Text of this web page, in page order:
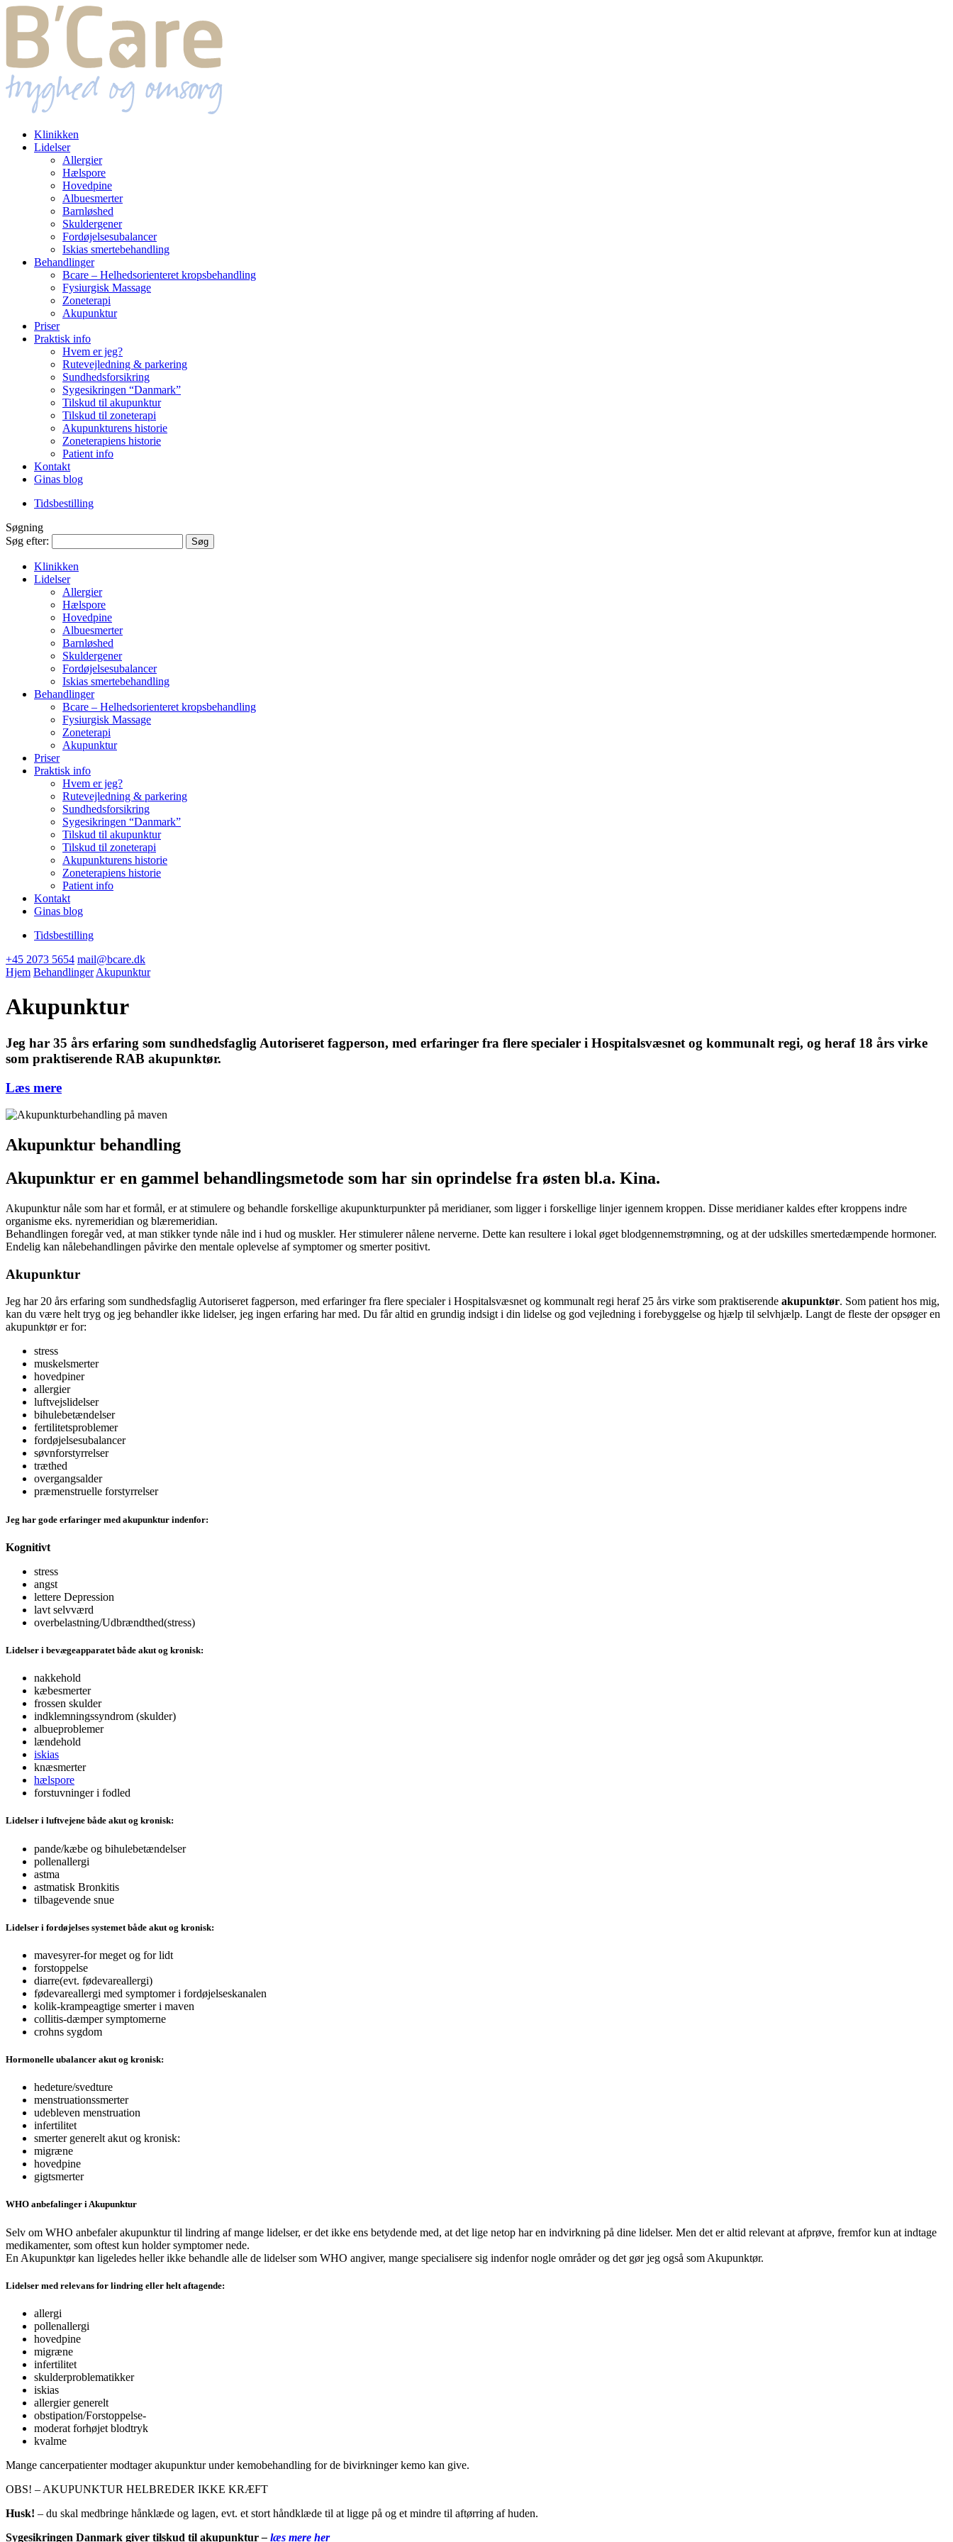
Klinikken
Lidelser
Allergier
Hælspore
Hovedpine
Albuesmerter
Barnløshed
Skuldergener
Fordøjelsesubalancer
Iskias smertebehandling
Behandlinger
Bcare – Helhedsorienteret kropsbehandling
Fysiurgisk Massage
Zoneterapi
Akupunktur
Priser
Praktisk info
Hvem er jeg?
Rutevejledning & parkering
Sundhedsforsikring
Sygesikringen “Danmark”
Tilskud til akupunktur
Tilskud til zoneterapi
Akupunkturens historie
Zoneterapiens historie
Patient info
Kontakt
Ginas blog
Tidsbestilling
Søgning
Søg efter:
Klinikken
Lidelser
Allergier
Hælspore
Hovedpine
Albuesmerter
Barnløshed
Skuldergener
Fordøjelsesubalancer
Iskias smertebehandling
Behandlinger
Bcare – Helhedsorienteret kropsbehandling
Fysiurgisk Massage
Zoneterapi
Akupunktur
Priser
Praktisk info
Hvem er jeg?
Rutevejledning & parkering
Sundhedsforsikring
Sygesikringen “Danmark”
Tilskud til akupunktur
Tilskud til zoneterapi
Akupunkturens historie
Zoneterapiens historie
Patient info
Kontakt
Ginas blog
Tidsbestilling
+45 2073 5654 mail@bcare.dk
Hjem Behandlinger Akupunktur
Akupunktur
Jeg har 35 års erfaring som sundhedsfaglig Autoriseret fagperson, med erfaringer fra flere specialer i Hospitalsvæsnet og kommunalt regi, og heraf 18 års virke
som praktiserende RAB akupunktør.
Læs mere
Akupunktur behandling
Akupunktur er en gammel behandlingsmetode som har sin oprindelse fra østen bl.a. Kina.
Akupunktur nåle som har et formål, er at stimulere og behandle forskellige akupunkturpunkter på meridianer, som ligger i forskellige linjer igennem kroppen. Disse meridianer kaldes efter kroppens indre
organisme eks. nyremeridian og blæremeridian.
Behandlingen foregår ved, at man stikker tynde nåle ind i hud og muskler. Her stimulerer nålene nerverne. Dette kan resultere i lokal øget blodgennemstrømning, og at der udskilles smertedæmpende hormoner.
Endelig kan nålebehandlingen påvirke den mentale oplevelse af symptomer og smerter positivt.
Akupunktur
Jeg har 20 års erfaring som sundhedsfaglig Autoriseret fagperson, med erfaringer fra flere specialer i Hospitalsvæsnet og kommunalt regi heraf 25 års virke som praktiserende akupunktør. Som patient hos mig,
kan du være helt tryg og jeg behandler ikke lidelser, jeg ingen erfaring har med. Du får altid en grundig indsigt i din lidelse og god vejledning i forebyggelse og hjælp til selvhjælp. Langt de fleste der opsøger en
akupunktør er for:
stress
muskelsmerter
hovedpiner
allergier
luftvejslidelser
bihulebetændelser
fertilitetsproblemer
fordøjelsesubalancer
søvnforstyrrelser
træthed
overgangsalder
præmenstruelle forstyrrelser
Jeg har gode erfaringer med akupunktur indenfor:
Kognitivt
stress
angst
lettere Depression
lavt selvværd
overbelastning/Udbrændthed(stress)
Lidelser i bevægeapparatet både akut og kronisk:
nakkehold
kæbesmerter
frossen skulder
indklemningssyndrom (skulder)
albueproblemer
lændehold
iskias
knæsmerter
hælspore
forstuvninger i fodled
Lidelser i luftvejene både akut og kronisk:
pande/kæbe og bihulebetændelser
pollenallergi
astma
astmatisk Bronkitis
tilbagevende snue
Lidelser i fordøjelses systemet både akut og kronisk:
mavesyrer-for meget og for lidt
forstoppelse
diarre(evt. fødevareallergi)
fødevareallergi med symptomer i fordøjelseskanalen
kolik-krampeagtige smerter i maven
collitis-dæmper symptomerne
crohns sygdom
Hormonelle ubalancer akut og kronisk:
hedeture/svedture
menstruationssmerter
udebleven menstruation
infertilitet
smerter generelt akut og kronisk:
migræne
hovedpine
gigtsmerter
WHO anbefalinger i Akupunktur
Selv om WHO anbefaler akupunktur til lindring af mange lidelser, er det ikke ens betydende med, at det lige netop har en indvirkning på dine lidelser. Men det er altid relevant at afprøve, fremfor kun at indtage
medikamenter, som oftest kun holder symptomer nede.
En Akupunktør kan ligeledes heller ikke behandle alle de lidelser som WHO angiver, mange specialisere sig indenfor nogle områder og det gør jeg også som Akupunktør.
Lidelser med relevans for lindring eller helt aftagende:
allergi
pollenallergi
hovedpine
migræne
infertilitet
skulderproblematikker
iskias
allergier generelt
obstipation/Forstoppelse-
moderat forhøjet blodtryk
kvalme
Mange cancerpatienter modtager akupunktur under kemobehandling for de bivirkninger kemo kan give.
OBS! – AKUPUNKTUR HELBREDER IKKE KRÆFT
Husk! – du skal medbringe hånklæde og lagen, evt. et stort håndklæde til at ligge på og et mindre til aftørring af huden.
Sygesikringen Danmark giver tilskud til akupunktur– læs mere her